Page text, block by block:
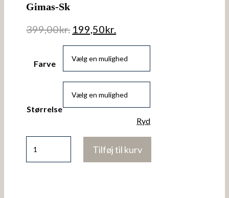
Gimas-Sk
399,00kr. 199,50kr.
Farve
Størrelse
Ryd
Gimas- Tilføj til kurv